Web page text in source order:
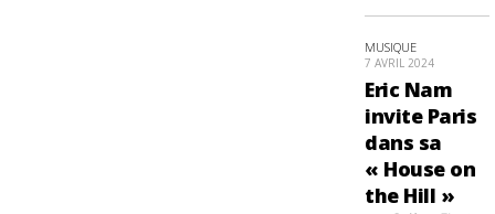
MUSIQUE
7 AVRIL 2024
Eric Nam
invite Paris
dans sa
« House on
the Hill »